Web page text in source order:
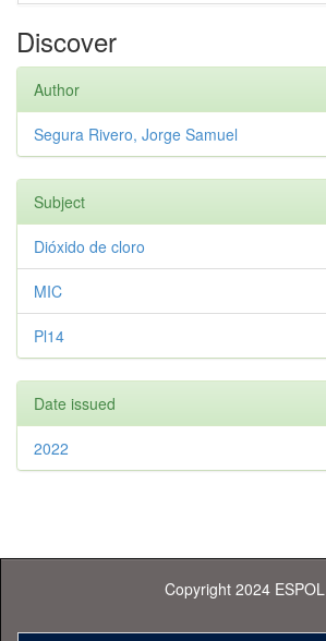
Discover
Author
Segura Rivero, Jorge Samuel
Subject
Dióxido de cloro
MIC
Pl14
Date issued
2022
Copyright 2024 ESPOL